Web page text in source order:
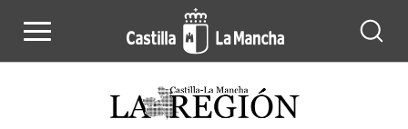
Noticias de la región de Castilla-La